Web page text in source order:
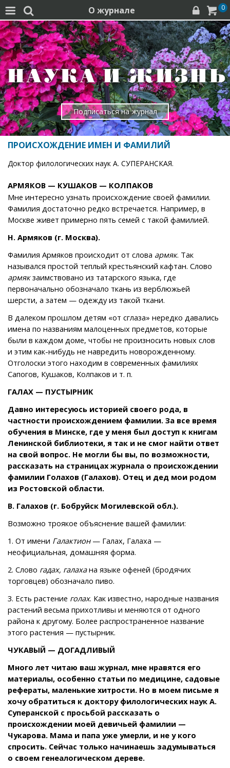
  О журнале   0
Подписаться на журнал
ПРОИСХОЖДЕНИЕ ИМЕН И ФАМИЛИЙ
Доктор филологических наук А. СУПЕРАНСКАЯ.
АРМЯКОВ — КУШАКОВ — КОЛПАКОВ
Мне интересно узнать происхождение своей фамилии.
Фамилия достаточно редко встречается. Например, в
Москве живет примерно пять семей с такой фамилией.
Н. Армяков (г. Москва).
Фамилия Армяков происходит от слова армяк. Так
назывался простой теплый крестьянский кафтан. Слово
армякзаимствовано из татарского языка, где
первоначально обозначало ткань из верблюжьей
шерсти, а затем — одежду из такой ткани.
В далеком прошлом детям «от сглаза» нередко давались
имена по названиям малоценных предметов, которые
были в каждом доме, чтобы не произносить новых слов
и этим как-нибудь не навредить новорожденному.
Отголоски этого находим в современных фамилиях
Сапогов, Кушаков, Колпаков и т. п.
ГАЛАХ — ПУСТЫРНИК
Давно интересуюсь историей своего рода, в
частности происхождением фамилии. За все время
обучения в Минске, где у меня был доступ к книгам
Ленинской библиотеки, я так и не смог найти ответ
на свой вопрос. Не могли бы вы, по возможности,
рассказать на страницах журнала о происхождении
фамилии Голахов (Галахов). Отец и дед мои родом
из Ростовской области.
В. Галахов (г. Бобруйск Могилевской обл.).
Возможно троякое объяснение вашей фамилии:
1. От имени Галактион— Галах, Галаха —
неофициальная, домашняя форма.
2. Слово гадах, галахана языке офеней (бродячих
торговцев) обозначало пиво.
3. Есть растение голах. Как известно, народные названия
растений весьма прихотливы и меняются от одного
района к другому. Более распространенное название
этого растения — пустырник.
ЧУКАВЫЙ — ДОГАДЛИВЫЙ
Много лет читаю ваш журнал, мне нравятся его
материалы, особенно статьи по медицине, садовые
рефераты, маленькие хитрости. Но в моем письме я
хочу обратиться к доктору филологических наук А.
Суперанской с просьбой рассказать о
происхождении моей девичьей фамилии —
Чукарова. Мама и папа уже умерли, и не у кого
спросить. Сейчас только начинаешь задумываться
о своем генеалогическом дереве.